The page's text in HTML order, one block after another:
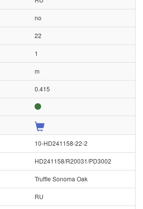
no
22
1
m
0.415
10-HD241158-22-2
HD241158/R20031/PD3002
Truffle Sonoma Oak
RU